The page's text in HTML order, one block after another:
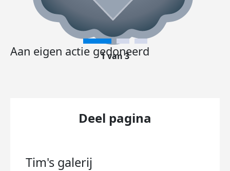
Aan eigen actie gedoneerd
1 van 3
Deel pagina
Tim's galerij